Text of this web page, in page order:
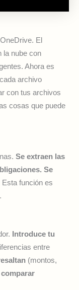
El
la nube con
Ahora es
archivo
con tus archivos
cosas que puede
Se extraen las
Se
función es
Introduce tu
entre
(montos,